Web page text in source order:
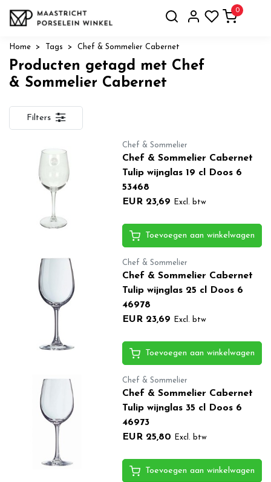
0
Home Tags Chef & Sommelier Cabernet
Producten getagd met Chef
& Sommelier Cabernet
Filters
Chef & Sommelier
Chef & Sommelier Cabernet
Tulip wijnglas 19 cl Doos 6
53468
EUR 23,69
Excl. btw
Toevoegen aan winkelwagen
Chef & Sommelier
Chef & Sommelier Cabernet
Tulip wijnglas 25 cl Doos 6
46978
EUR 23,69
Excl. btw
Toevoegen aan winkelwagen
Chef & Sommelier
Chef & Sommelier Cabernet
Tulip wijnglas 35 cl Doos 6
46973
EUR 25,80
Excl. btw
Toevoegen aan winkelwagen